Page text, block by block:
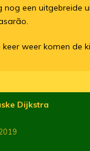
een uitgebreide
weer komen de
Dijkstra